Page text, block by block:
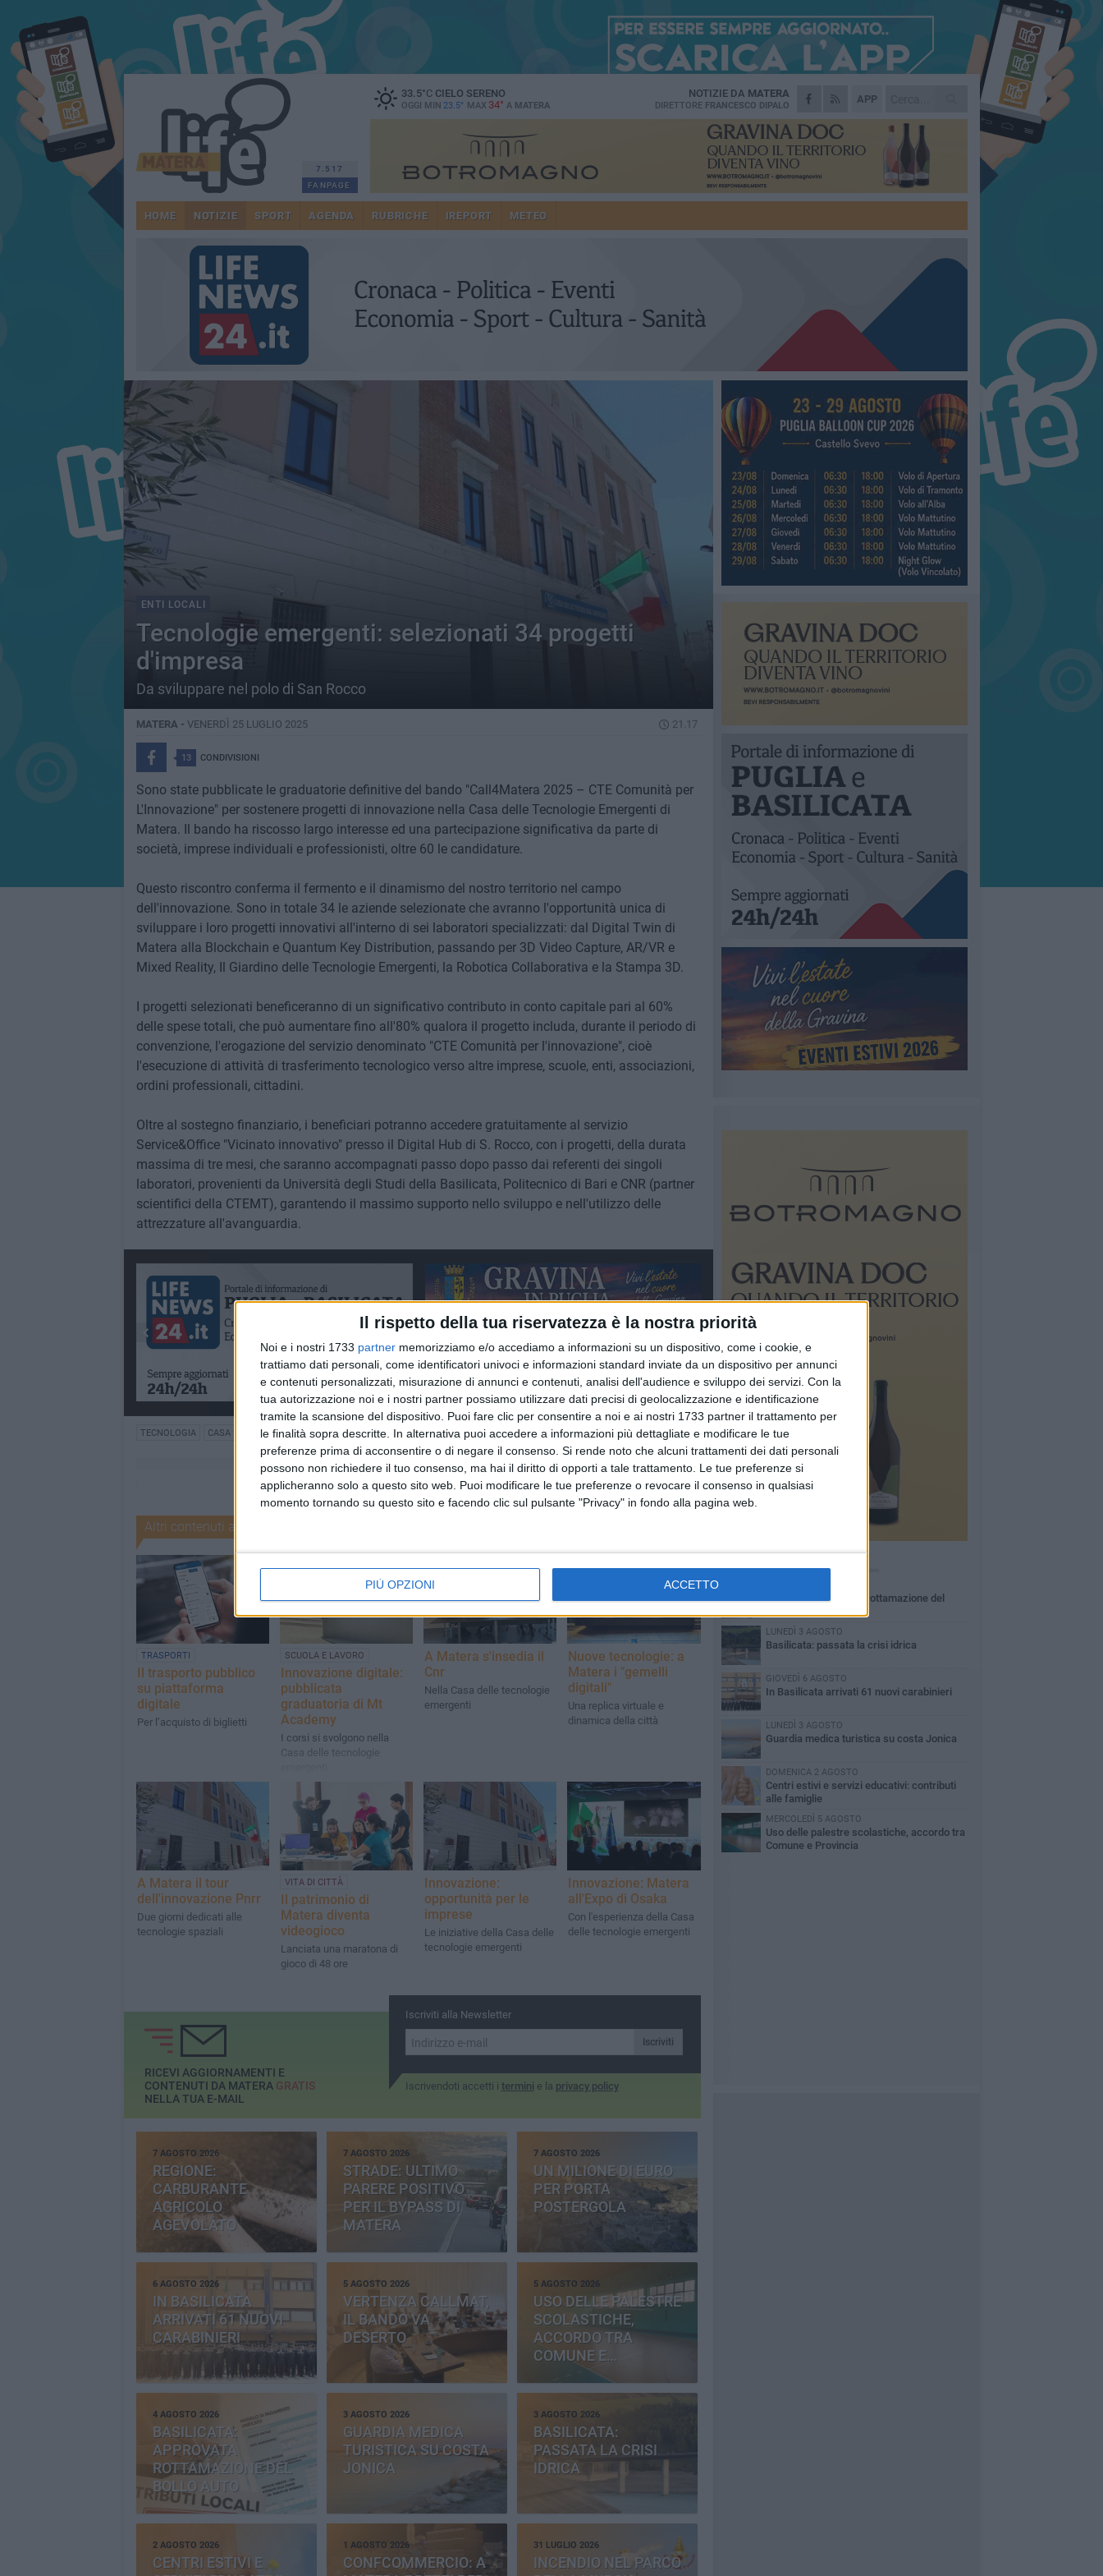
Il rispetto della tua riservatezza è la nostra priorità
Noi e i nostri 1733 partner memorizziamo e/o accediamo a informazioni su un dispositivo, come i cookie, e
trattiamo dati personali, come identificatori univoci e informazioni standard inviate da un dispositivo per annunci
e contenuti personalizzati, misurazione di annunci e contenuti, analisi dell'audience e sviluppo dei servizi. Con la
tua autorizzazione noi e i nostri partner possiamo utilizzare dati precisi di geolocalizzazione e identificazione
tramite la scansione del dispositivo. Puoi fare clic per consentire a noi e ai nostri 1733 partner il trattamento per
le finalità sopra descritte. In alternativa puoi accedere a informazioni più dettagliate e modificare le tue
preferenze prima di acconsentire o di negare il consenso. Si rende noto che alcuni trattamenti dei dati personali
possono non richiedere il tuo consenso, ma hai il diritto di opporti a tale trattamento. Le tue preferenze si
applicheranno solo a questo sito web. Puoi modificare le tue preferenze o revocare il consenso in qualsiasi
momento tornando su questo sito e facendo clic sul pulsante "Privacy" in fondo alla pagina web.
PIÙ OPZIONI ACCETTO
7.517
FANPAGE
33.5°CCIELO SERENO
OGGI MIN 23.5° MAX 34° A MATERA
APP
NOTIZIE DA MATERA
DIRETTORE FRANCESCO DIPALO
HOME NOTIZIE SPORT AGENDA RUBRICHE IREPORT METEO
ENTI LOCALI
Tecnologie emergenti: selezionati 34 progetti
d'impresa
Da sviluppare nel polo di San Rocco
MATERA - VENERDÌ 25 LUGLIO 2025 21.17
13 CONDIVISIONI
Sono state pubblicate le graduatorie definitive del bando "Call4Matera 2025 – CTE Comunità per
L'Innovazione" per sostenere progetti di innovazione nella Casa delle Tecnologie Emergenti di
Matera. Il bando ha riscosso largo interesse ed una partecipazione significativa da parte di
società, imprese individuali e professionisti, oltre 60 le candidature.
Questo riscontro conferma il fermento e il dinamismo del nostro territorio nel campo
dell'innovazione. Sono in totale 34 le aziende selezionate che avranno l'opportunità unica di
sviluppare i loro progetti innovativi all'interno di sei laboratori specializzati: dal Digital Twin di
Matera alla Blockchain e Quantum Key Distribution, passando per 3D Video Capture, AR/VR e
Mixed Reality, Il Giardino delle Tecnologie Emergenti, la Robotica Collaborativa e la Stampa 3D.
I progetti selezionati beneficeranno di un significativo contributo in conto capitale pari al 60%
delle spese totali, che può aumentare fino all'80% qualora il progetto includa, durante il periodo di
convenzione, l'erogazione del servizio denominato "CTE Comunità per l'innovazione", cioè
l'esecuzione di attività di trasferimento tecnologico verso altre imprese, scuole, enti, associazioni,
ordini professionali, cittadini.
Oltre al sostegno finanziario, i beneficiari potranno accedere gratuitamente al servizio
Service&Office "Vicinato innovativo" presso il Digital Hub di S. Rocco, con i progetti, della durata
massima di tre mesi, che saranno accompagnati passo dopo passo dai referenti dei singoli
laboratori, provenienti da Università degli Studi della Basilicata, Politecnico di Bari e CNR (partner
scientifici della CTEMT), garantendo il massimo supporto nello sviluppo e nell'utilizzo delle
attrezzature all'avanguardia.
TECNOLOGIA CASA DELLE TECNOLOGIE CASA TECNOLOGIE EMERGENTI
Altri contenuti a tema
TRASPORTI
Il trasporto pubblico
su piattaforma
digitale
Per l’acquisto di biglietti
SCUOLA E LAVORO
Innovazione digitale:
pubblicata
graduatoria di Mt
Academy
I corsi si svolgono nella
Casa delle tecnologie
A Matera s'insedia il
Cnr
Nella Casa delle tecnologie
emergenti
Nuove tecnologie: a
Matera i "gemelli
digitali"
Una replica virtuale e
dinamica della città
A Matera il tour
dell'innovazione Pnrr
Due giorni dedicati alle
tecnologie spaziali
VITA DI CITTÀ
Il patrimonio di
Matera diventa
videogioco
Lanciata una maratona di
gioco di 48 ore
Innovazione:
opportunità per le
imprese
Le iniziative della Casa delle
tecnologie emergenti
Innovazione: Matera
all'Expo di Osaka
Con l'esperienza della Casa
delle tecnologie emergenti
Iscriviti alla Newsletter
Iscriviti
Iscrivendoti accetti i termini e la privacy policy
RICEVI AGGIORNAMENTI E
CONTENUTI DA MATERA GRATIS
NELLA TUA E-MAIL
7 AGOSTO 2026
REGIONE:
CARBURANTE
AGRICOLO
AGEVOLATO
7 AGOSTO 2026
STRADE: ULTIMO
PARERE POSITIVO
PER IL BYPASS DI
MATERA
7 AGOSTO 2026
UN MILIONE DI EURO
PER PORTA
POSTERGOLA
6 AGOSTO 2026
IN BASILICATA
ARRIVATI 61 NUOVI
CARABINIERI
5 AGOSTO 2026
VERTENZA CALLMAT,
IL BANDO VA
DESERTO
5 AGOSTO 2026
USO DELLE PALESTRE
SCOLASTICHE,
ACCORDO TRA
COMUNE E
PROVINCIA
4 AGOSTO 2026
BASILICATA:
APPROVATA
ROTTAMAZIONE DEL
BOLLO AUTO
3 AGOSTO 2026
GUARDIA MEDICA
TURISTICA SU COSTA
JONICA
3 AGOSTO 2026
BASILICATA:
PASSATA LA CRISI
IDRICA
2 AGOSTO 2026
CENTRI ESTIVI E
1 AGOSTO 2026
CONFCOMMERCIO: A
31 LUGLIO 2026
INCENDIO NEL PARCO
Basilicata: approvata rottamazione del
LUNEDÌ 3 AGOSTO
Basilicata: passata la crisi idrica
GIOVEDÌ 6 AGOSTO
In Basilicata arrivati 61 nuovi carabinieri
LUNEDÌ 3 AGOSTO
Guardia medica turistica su costa Jonica
DOMENICA 2 AGOSTO
Centri estivi e servizi educativi: contributi
alle famiglie
MERCOLEDÌ 5 AGOSTO
Uso delle palestre scolastiche, accordo tra
Comune e Provincia